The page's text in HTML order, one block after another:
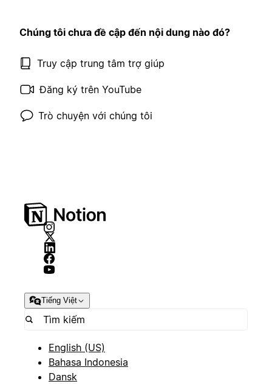
Chúng tôi chưa đề cập đến nội dung nào đó?
Truy cập trung tâm trợ giúp
Đăng ký trên YouTube
Trò chuyện với chúng tôi
Tiếng Việt
English (US)
Bahasa Indonesia
Dansk